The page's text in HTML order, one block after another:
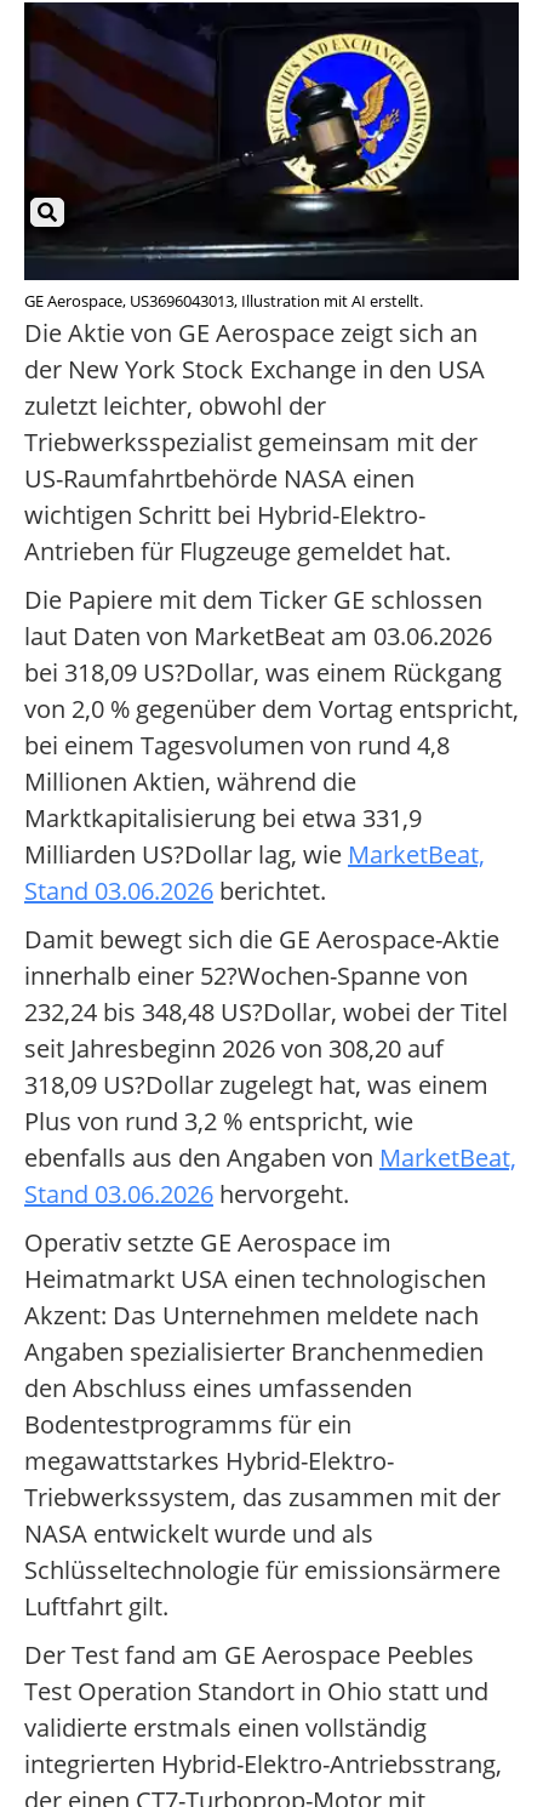
GE Aerospace, US3696043013, Illustration mit AI erstellt.
Die Aktie von GE Aerospace zeigt sich an
der New York Stock Exchange in den USA
zuletzt leichter, obwohl der
Triebwerksspezialist gemeinsam mit der
US-Raumfahrtbehörde NASA einen
wichtigen Schritt bei Hybrid-Elektro-
Antrieben für Flugzeuge gemeldet hat.
Die Papiere mit dem Ticker GE schlossen
laut Daten von MarketBeat am 03.06.2026
bei 318,09 US?Dollar, was einem Rückgang
von 2,0 % gegenüber dem Vortag entspricht,
bei einem Tagesvolumen von rund 4,8
Millionen Aktien, während die
Marktkapitalisierung bei etwa 331,9
Milliarden US?Dollar lag, wie MarketBeat,
Stand 03.06.2026 berichtet.
Damit bewegt sich die GE Aerospace-Aktie
innerhalb einer 52?Wochen-Spanne von
232,24 bis 348,48 US?Dollar, wobei der Titel
seit Jahresbeginn 2026 von 308,20 auf
318,09 US?Dollar zugelegt hat, was einem
Plus von rund 3,2 % entspricht, wie
ebenfalls aus den Angaben von MarketBeat,
Stand 03.06.2026 hervorgeht.
Operativ setzte GE Aerospace im
Heimatmarkt USA einen technologischen
Akzent: Das Unternehmen meldete nach
Angaben spezialisierter Branchenmedien
den Abschluss eines umfassenden
Bodentestprogramms für ein
megawattstarkes Hybrid-Elektro-
Triebwerkssystem, das zusammen mit der
NASA entwickelt wurde und als
Schlüsseltechnologie für emissionsärmere
Luftfahrt gilt.
Der Test fand am GE Aerospace Peebles
Test Operation Standort in Ohio statt und
validierte erstmals einen vollständig
integrierten Hybrid-Elektro-Antriebsstrang,